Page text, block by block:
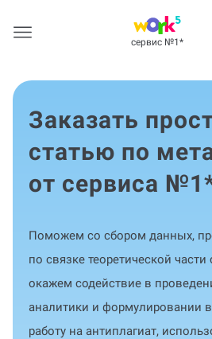
сервис №1 *
Заказать
статью по
от сервиса №1
Поможем со сбором данных,
по связке теоретической части
окажем содействие в
аналитики и формулировании
работу на антиплагиат,